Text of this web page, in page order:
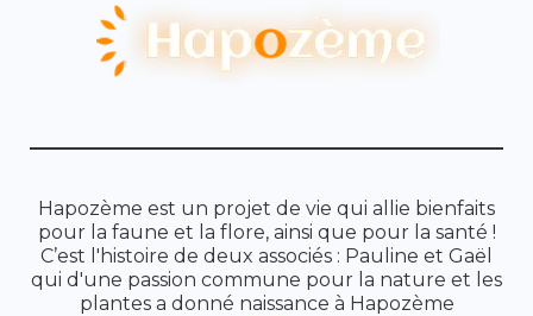
Hapozème est un projet de vie qui allie bienfaits
pour la faune et la flore, ainsi que pour la santé !
C’est l'histoire de deux associés : Pauline et Gaël
qui d'une passion commune pour la nature et les
plantes a donné naissance à Hapozème